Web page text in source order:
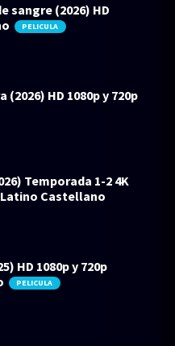
sangre (2026) HD
PELICULA
HD 1080p y 720p
Temporada 1-2 4K
Latino Castellano
HD 1080p y 720p
PELICULA